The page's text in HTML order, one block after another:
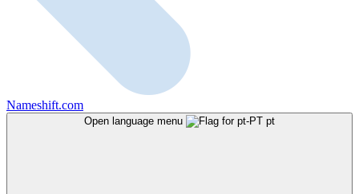
Nameshift.com
Open language menu pt